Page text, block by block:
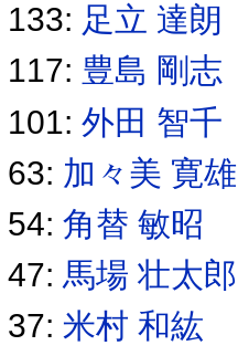
133: 足立 達朗
117: 豊島 剛志
101:外田 智千
63: 加々美 寛雄
54:角替 敏昭
47: 馬場 壮太郎
37:米村 和紘